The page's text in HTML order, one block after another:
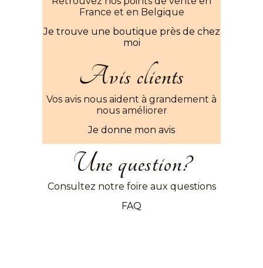
France et en Belgique
Je trouve une boutique près de chez
moi
Avis clients
Vos avis nous aident à grandement à
nous améliorer
Je donne mon avis
Une question?
Consultez notre foire aux questions
FAQ